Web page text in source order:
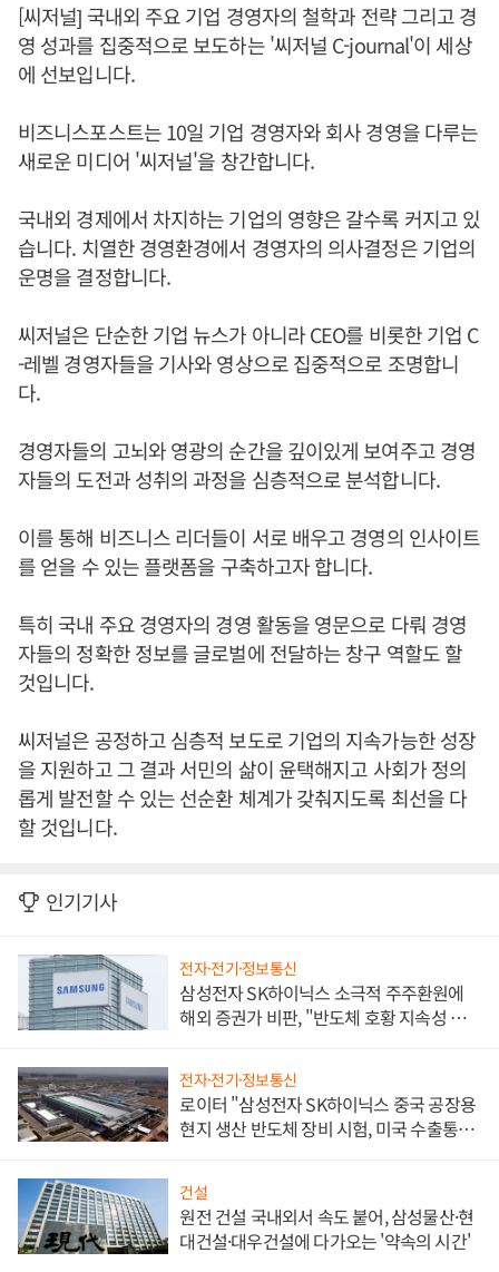
[씨저널] 국내외 주요 기업 경영자의 철학과 전략 그리고 경
영 성과를 집중적으로 보도하는 '씨저널 C-journal'이 세상
에 선보입니다.
비즈니스포스트는 10일 기업 경영자와 회사 경영을 다루는
새로운 미디어 '씨저널'을 창간합니다.
국내외 경제에서 차지하는 기업의 영향은 갈수록 커지고 있
습니다. 치열한 경영환경에서 경영자의 의사결정은 기업의
운명을 결정합니다.
씨저널은 단순한 기업 뉴스가 아니라 CEO를 비롯한 기업 C
-레벨 경영자들을 기사와 영상으로 집중적으로 조명합니
다.
경영자들의 고뇌와 영광의 순간을 깊이있게 보여주고 경영
자들의 도전과 성취의 과정을 심층적으로 분석합니다.
이를 통해 비즈니스 리더들이 서로 배우고 경영의 인사이트
를 얻을 수 있는 플랫폼을 구축하고자 합니다.
특히 국내 주요 경영자의 경영 활동을 영문으로 다뤄 경영
자들의 정확한 정보를 글로벌에 전달하는 창구 역할도 할
것입니다.
씨저널은 공정하고 심층적 보도로 기업의 지속가능한 성장
을 지원하고 그 결과 서민의 삶이 윤택해지고 사회가 정의
롭게 발전할 수 있는 선순환 체계가 갖춰지도록 최선을 다
할 것입니다.
인기기사
전자·전기·정보통신
삼성전자 SK하이닉스 소극적 주주환원에
해외 증권가 비판, "반도체 호황 지속성 의
전자·전기·정보통신
로이터 "삼성전자 SK하이닉스 중국 공장용
현지 생산 반도체 장비 시험, 미국 수출통제
건설
원전 건설 국내외서 속도 붙어, 삼성물산·현
대건설·대우건설에 다가오는 '약속의 시간'